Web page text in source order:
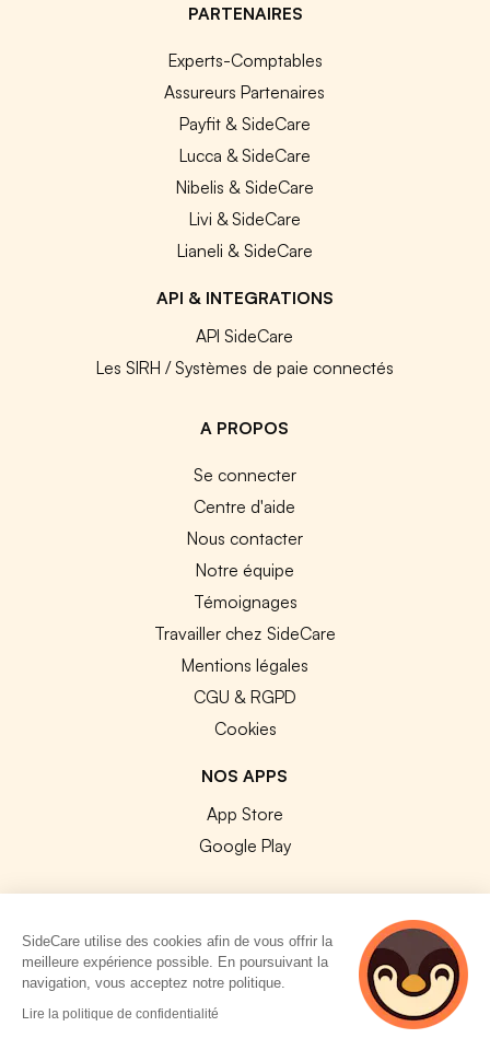
PARTENAIRES
Experts-Comptables
Assureurs Partenaires
Payfit & SideCare
Lucca & SideCare
Nibelis & SideCare
Livi & SideCare
Lianeli & SideCare
API & INTEGRATIONS
API SideCare
Les SIRH / Systèmes de paie connectés
A PROPOS
Se connecter
Centre d'aide
Nous contacter
Notre équipe
Témoignages
Travailler chez SideCare
Mentions légales
CGU & RGPD
Cookies
NOS APPS
App Store
Google Play
© 2026 SideCare. Tous droits réservés.
SideCare utilise des cookies afin de vous offrir la
meilleure expérience possible. En poursuivant la
navigation, vous acceptez notre politique.
Lire la politique de confidentialité
4 personnes
consultent